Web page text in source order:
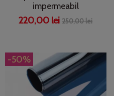
impermeabil
220,00 lei250,00 lei
-50%